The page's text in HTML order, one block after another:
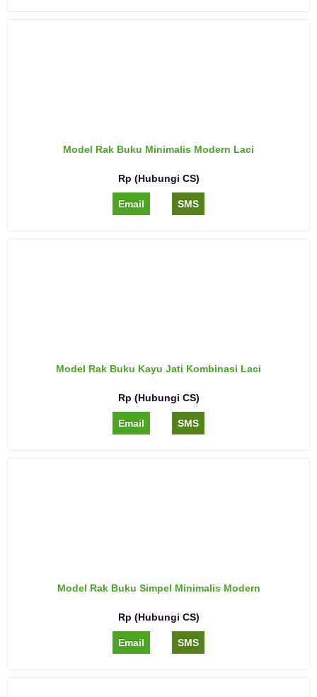
Model Rak Buku Minimalis Modern Laci
Rp (Hubungi CS)
Email SMS
Model Rak Buku Kayu Jati Kombinasi Laci
Rp (Hubungi CS)
Email SMS
Model Rak Buku Simpel Minimalis Modern
Rp (Hubungi CS)
Email SMS